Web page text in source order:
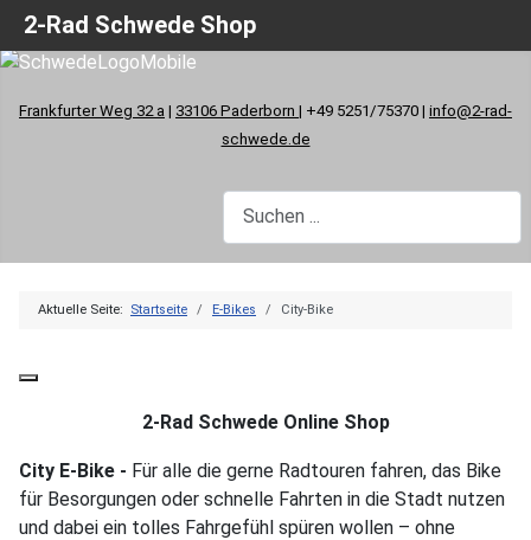
Frankfurter Weg 32 a | 33106 Paderborn | +49 5251/75370 | info@2-rad-
schwede.de
Aktuelle Seite: Startseite E-Bikes City-Bike
2-Rad Schwede Online Shop
City E-Bike - Für alle die gerne Radtouren fahren, das Bike
für Besorgungen oder schnelle Fahrten in die Stadt nutzen
und dabei ein tolles Fahrgefühl spüren wollen – ohne
2-Rad Schwede Shop